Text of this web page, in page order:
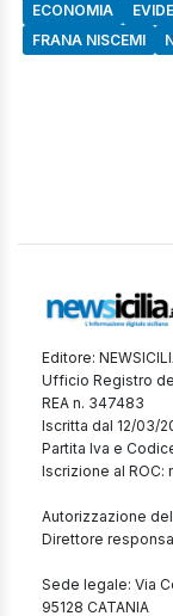
ECONOMIA
FRANA NISCEMI
Editore:
Ufficio Registro
REA n. 347483
Iscritta dal 12/03/
Partita Iva e
Iscrizione al ROC:
Autorizzazione
Direttore
Sede legale: Via
95128 CATANIA